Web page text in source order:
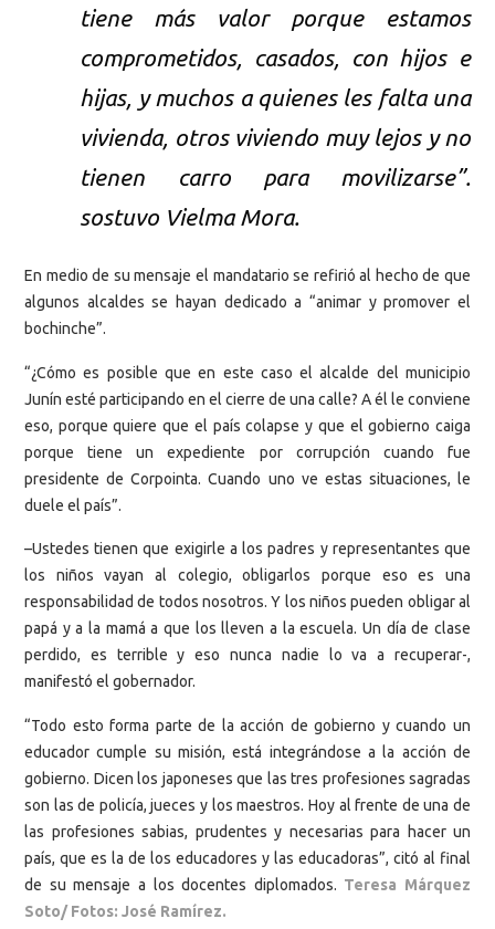
tiene más valor porque estamos
comprometidos, casados, con hijos e
hijas, y muchos a quienes les falta una
vivienda, otros viviendo muy lejos y no
tienen carro para movilizarse”.
sostuvo Vielma Mora.
En medio de su mensaje el mandatario se refirió al hecho de que
algunos alcaldes se hayan dedicado a “animar y promover el
bochinche”.
“¿Cómo es posible que en este caso el alcalde del municipio
Junín esté participando en el cierre de una calle? A él le conviene
eso, porque quiere que el país colapse y que el gobierno caiga
porque tiene un expediente por corrupción cuando fue
presidente de Corpointa. Cuando uno ve estas situaciones, le
duele el país”.
–Ustedes tienen que exigirle a los padres y representantes que
los niños vayan al colegio, obligarlos porque eso es una
responsabilidad de todos nosotros. Y los niños pueden obligar al
papá y a la mamá a que los lleven a la escuela. Un día de clase
perdido, es terrible y eso nunca nadie lo va a recuperar-,
manifestó el gobernador.
“Todo esto forma parte de la acción de gobierno y cuando un
educador cumple su misión, está integrándose a la acción de
gobierno. Dicen los japoneses que las tres profesiones sagradas
son las de policía, jueces y los maestros. Hoy al frente de una de
las profesiones sabias, prudentes y necesarias para hacer un
país, que es la de los educadores y las educadoras”, citó al final
de su mensaje a los docentes diplomados. Teresa Márquez
Soto/ Fotos: José Ramírez.